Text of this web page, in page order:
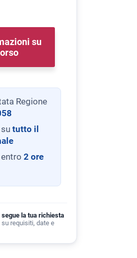
su
Regione
sututto il
entro2 ore
segue la tua richiesta
requisiti, date e